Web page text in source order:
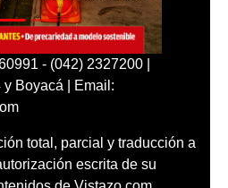
- (042) 2327200 |
Boyacá | Email:
total, parcial y traducción a
escrita de su